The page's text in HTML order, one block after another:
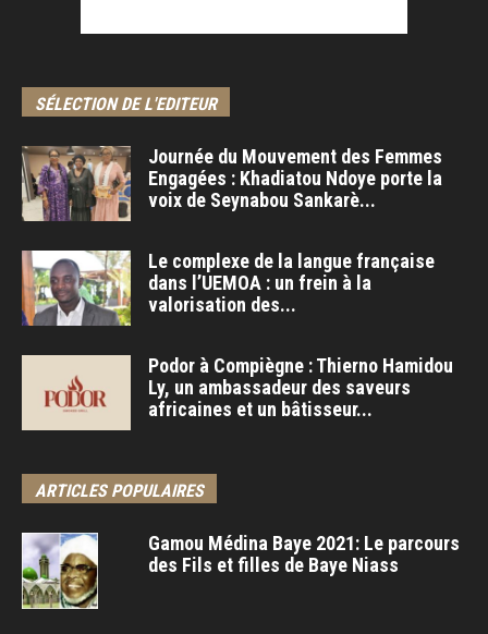
SÉLECTION DE L'EDITEUR
Journée du Mouvement des Femmes
Engagées : Khadiatou Ndoye porte la
voix de Seynabou Sankarè...
Le complexe de la langue française
dans l’UEMOA : un frein à la
valorisation des...
Podor à Compiègne : Thierno Hamidou
Ly, un ambassadeur des saveurs
africaines et un bâtisseur...
ARTICLES POPULAIRES
Gamou Médina Baye 2021: Le parcours
des Fils et filles de Baye Niass